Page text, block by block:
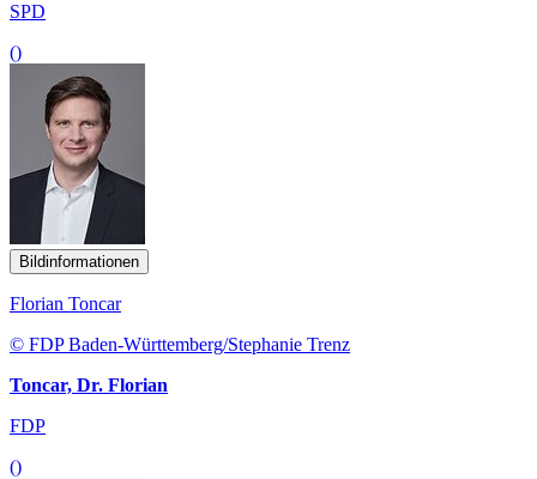
SPD
()
Bildinformationen
Florian Toncar
© FDP Baden-Württemberg/Stephanie Trenz
Toncar, Dr. Florian
FDP
()